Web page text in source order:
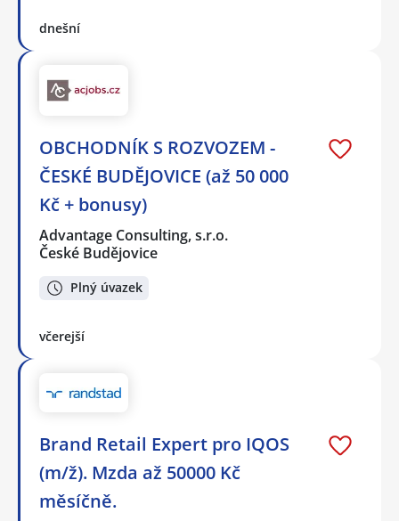
dnešní
OBCHODNÍK S ROZVOZEM -
ČESKÉ BUDĚJOVICE (až 50 000
Kč + bonusy)
Advantage Consulting, s.r.o.
České Budějovice
Plný úvazek
včerejší
Brand Retail Expert pro IQOS
(m/ž). Mzda až 50000 Kč
měsíčně.